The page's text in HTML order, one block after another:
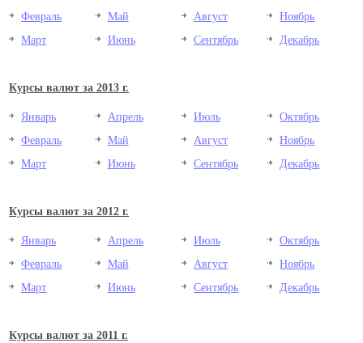
Февраль
Март
Май
Июнь
Август
Сентябрь
Ноябрь
Декабрь
Курсы валют за 2013 г.
Январь
Февраль
Март
Апрель
Май
Июнь
Июль
Август
Сентябрь
Октябрь
Ноябрь
Декабрь
Курсы валют за 2012 г.
Январь
Февраль
Март
Апрель
Май
Июнь
Июль
Август
Сентябрь
Октябрь
Ноябрь
Декабрь
Курсы валют за 2011 г.